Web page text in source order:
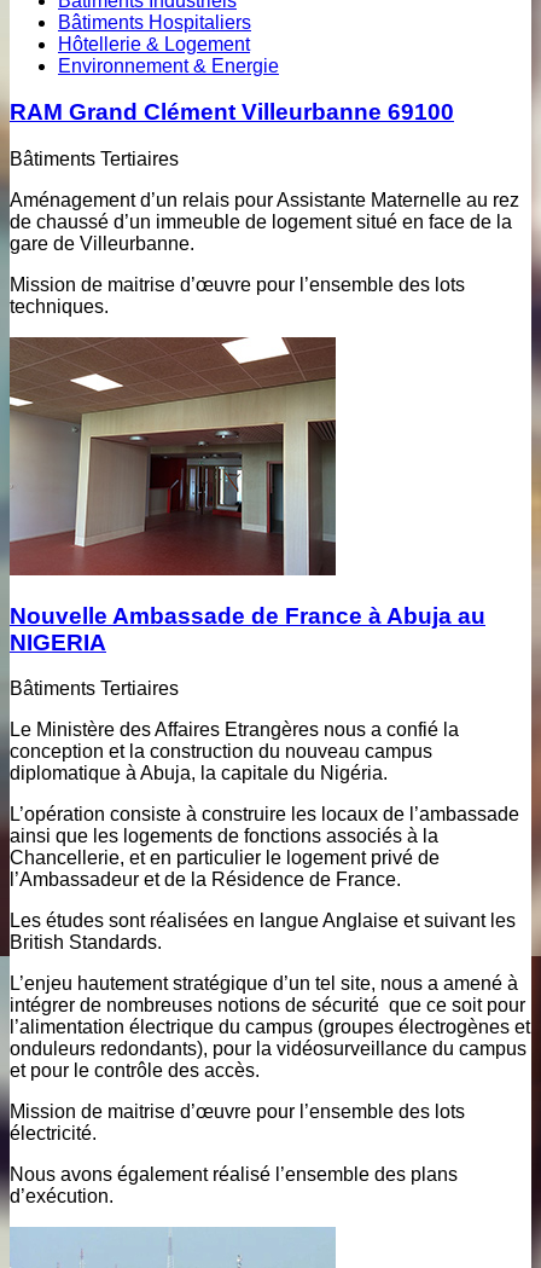
Bâtiments Hospitaliers
Hôtellerie & Logement
Environnement & Energie
RAM Grand Clément Villeurbanne 69100
Bâtiments Tertiaires
Aménagement d’un relais pour Assistante Maternelle au rez
de chaussé d’un immeuble de logement situé en face de la
gare de Villeurbanne.
Mission de maitrise d’œuvre pour l’ensemble des lots
techniques.
Nouvelle Ambassade de France à Abuja au
NIGERIA
Bâtiments Tertiaires
Le Ministère des Affaires Etrangères nous a confié la
conception et la construction du nouveau campus
diplomatique à Abuja, la capitale du Nigéria.
L’opération consiste à construire les locaux de l’ambassade
ainsi que les logements de fonctions associés à la
Chancellerie, et en particulier le logement privé de
l’Ambassadeur et de la Résidence de France.
Les études sont réalisées en langue Anglaise et suivant les
British Standards.
L’enjeu hautement stratégique d’un tel site, nous a amené à
intégrer de nombreuses notions de sécurité que ce soit pour
l’alimentation électrique du campus (groupes électrogènes et
onduleurs redondants), pour la vidéosurveillance du campus
et pour le contrôle des accès.
Mission de maitrise d’œuvre pour l’ensemble des lots
électricité.
Nous avons également réalisé l’ensemble des plans
d’exécution.